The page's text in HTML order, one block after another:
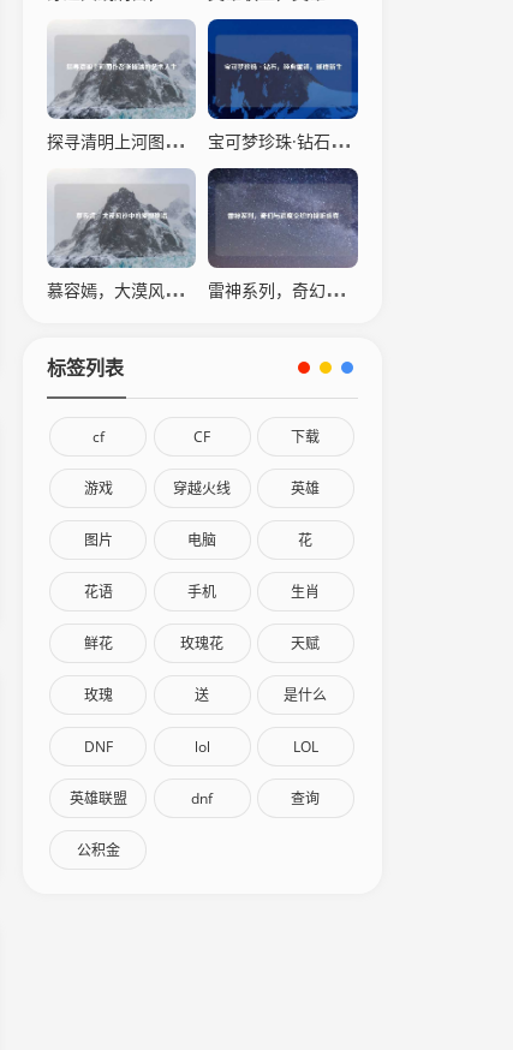
探寻清明上河图作者张择端的艺术人生 宝可梦珍珠·钻石，经典重铸，璀璨新生
慕容嫣，大漠风沙中的爱恨绝唱 雷神系列，奇幻与深度交织的视听盛宴
标签列表
cf CF 下载
游戏 穿越火线 英雄
图片 电脑 花
花语 手机 生肖
鲜花 玫瑰花 天赋
玫瑰 送 是什么
DNF lol LOL
英雄联盟 dnf 查询
公积金